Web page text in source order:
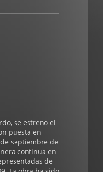
se estreno el
puesta en
septiembre de
continua en
de